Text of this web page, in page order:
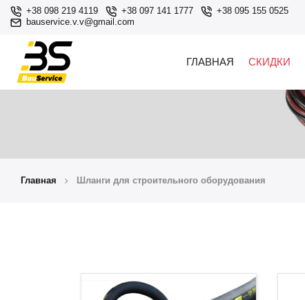
+38 098 219 4119 +38 097 141 1777
+38 095 155 0525
bauservice.v.v@gmail.com
ГЛАВНАЯ СКИДКИ
Главная Шланги для строительного оборудования